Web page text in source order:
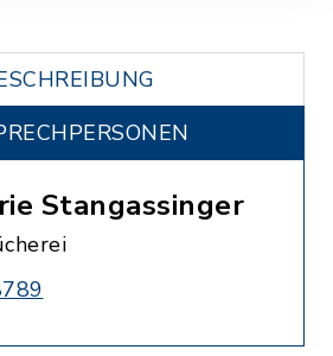
Stangassinger